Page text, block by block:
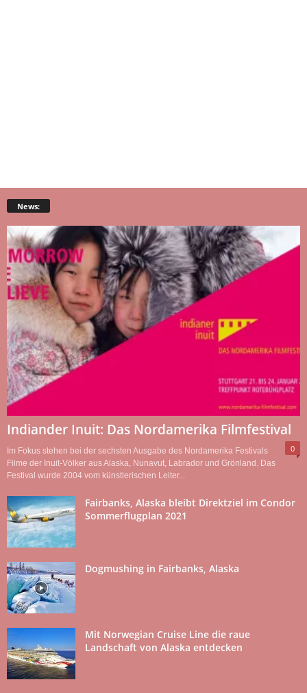
News:
Indiander Inuit: Das Nordamerika Filmfestival
0
Im Fokus stehen bei der sechsten Ausgabe des Nordamerika Festivals
Filme der Inuit-Völker aus Alaska, Nunavut, Labrador und Grönland. Das
Festival wurde 2004 vom künstlerischen Leiter...
Fairbanks, Alaska bleibt Direktziel im Condor
Sommerflugplan 2021
Dogmushing in Fairbanks, Alaska
Mit Norwegian Cruise Line die raue
Landschaft von Alaska entdecken